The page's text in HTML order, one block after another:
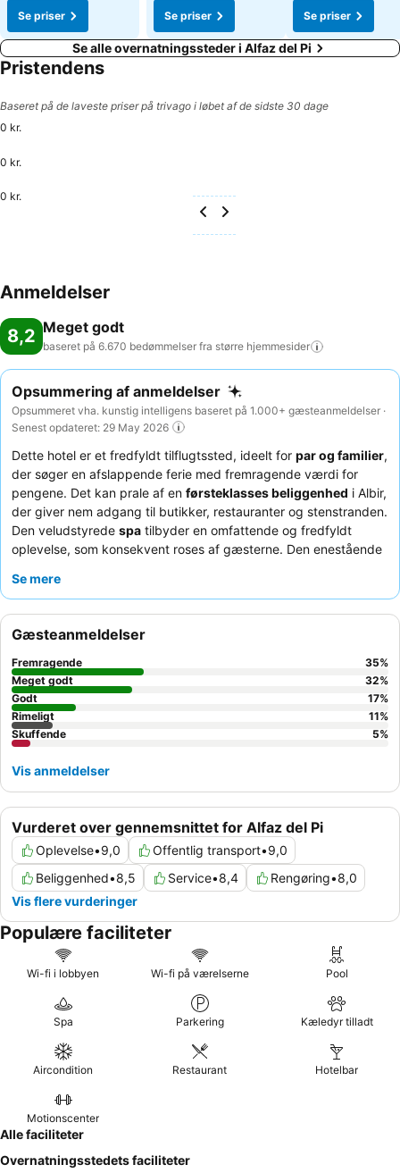
Se priser
Se priser
Se priser
Se alle overnatningssteder i Alfaz del Pi
Pristendens
Baseret på de laveste priser på trivago i løbet af de sidste 30 dage
0 kr.
0 kr.
0 kr.
Anmeldelser
8,2 Meget godt
baseret på 6.670 bedømmelser fra større hjemmesider
Opsummering af anmeldelser
Opsummeret vha. kunstig intelligens baseret på 1.000+ gæsteanmeldelser ·
Senest opdateret: 29 May 2026
Dette hotel er et fredfyldt tilflugtssted, ideelt for par og familier,
der søger en afslappende ferie med fremragende værdi for
pengene. Det kan prale af en førsteklasses beliggenhed i Albir,
der giver nem adgang til butikker, restauranter og stenstranden.
Den veludstyrede spa tilbyder en omfattende og fredfyldt
oplevelse, som konsekvent roses af gæsterne. Den enestående
den store og varierede morgenmadsbuffet, som inkluderer frisk
Se mere
Vurderet over gennemsnittet for Alfaz del Pi
Oplevelse•9,0 Offentlig transport•9,0
Beliggenhed•8,5 Service•8,4 Rengøring•8,0
Vis flere vurderinger
Gæsteanmeldelser
Fremragende 35%
Meget godt
32%
Godt
17%
Rimeligt
11%
Skuffende
5%
Vis anmeldelser
Populære faciliteter
Wi-fi i lobbyen Wi-fi på værelserne Pool
Spa Parkering Kæledyr tilladt
Aircondition Restaurant Hotelbar
Motionscenter
Alle faciliteter
Overnatningsstedets faciliteter